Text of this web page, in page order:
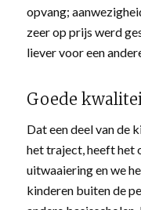
opvang;
zeer op prijs werd
liever voor een
Goede
Dat een deel van de
het traject, heeft het
uitwaaiering en we
kinderen buiten de